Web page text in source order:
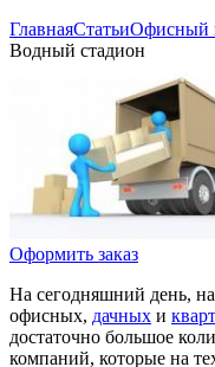
ГлавнаяCтатьиОфисный
Водный стадион
Оформить заказ
На сегодняшний день,
офисных, дачных и
достаточно большое
компаний, которые на